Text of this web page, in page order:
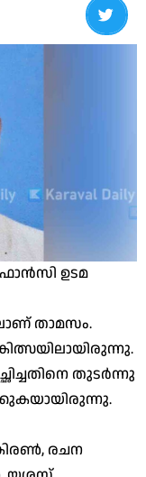
ഉടമ
താമസം.
തുടര്‍ന്നു
രചന